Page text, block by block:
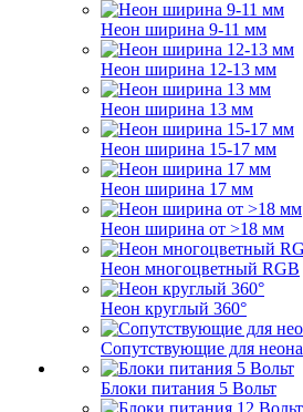
Неон ширина 9-11 мм
Неон ширина 12-13 мм
Неон ширина 13 мм
Неон ширина 15-17 мм
Неон ширина 17 мм
Неон ширина от >18 мм
Неон многоцветный RGB
Неон круглый 360°
Сопутствующие для неона
Блоки питания 5 Вольт